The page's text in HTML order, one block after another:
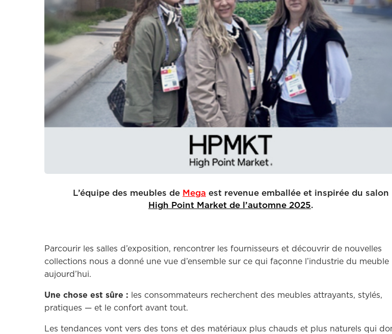
L’équipe des meubles de Mega est revenue emballée et inspirée du salon
High Point Market de l’automne 2025.
Parcourir les salles d’exposition, rencontrer les fournisseurs et découvrir de nouvelles
collections nous a donné une vue d’ensemble sur ce qui façonne l’industrie du meuble
aujourd’hui.
Une chose est sûre : les consommateurs recherchent des meubles attrayants, stylés,
pratiques — et le confort avant tout.
Les tendances vont vers des tons et des matériaux plus chauds et plus naturels qui